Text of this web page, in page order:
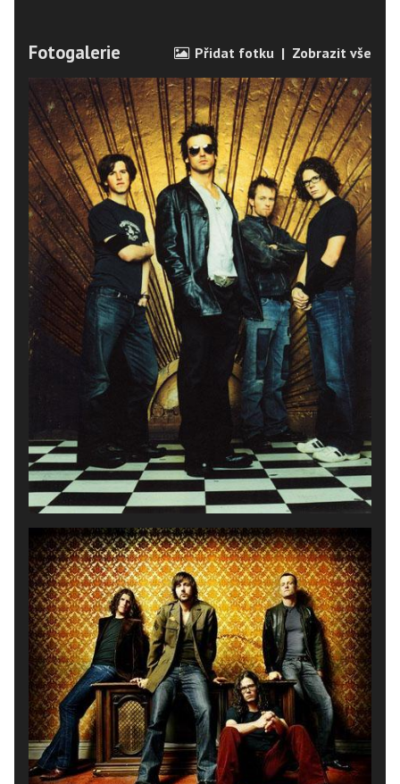
Fotogalerie Přidat fotku | Zobrazit vše